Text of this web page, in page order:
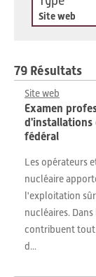
Site web
79 Résultats
Site web
Examen
d'installations
fédéral
Les opérateurs
nucléaire
l'exploitation
nucléaires.
contribuent tout
d...